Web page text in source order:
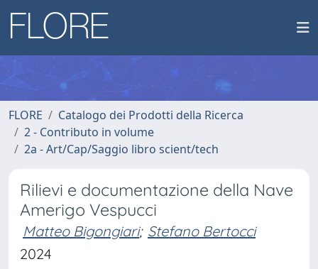
FLORE
Catalogo dei Prodotti della Ricerca
2 - Contributo in volume
2a - Art/Cap/Saggio libro scient/tech
Rilievi e documentazione della Nave
Amerigo Vespucci
Matteo Bigongiari; Stefano Bertocci
2024